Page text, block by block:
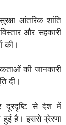
आंतरिक शांति
और सहकारी
की।
की जानकारी
दी।
दूरदृष्टि से देश में
हुई है। इससे प्रेरणा